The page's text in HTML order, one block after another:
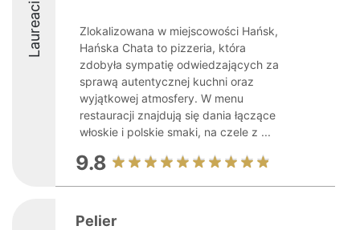
Laureaci
Zlokalizowana w miejscowości Hańsk,
Hańska Chata to pizzeria, która
zdobyła sympatię odwiedzających za
sprawą autentycznej kuchni oraz
wyjątkowej atmosfery. W menu
restauracji znajdują się dania łączące
włoskie i polskie smaki, na czele z ...
9.8
Pelier